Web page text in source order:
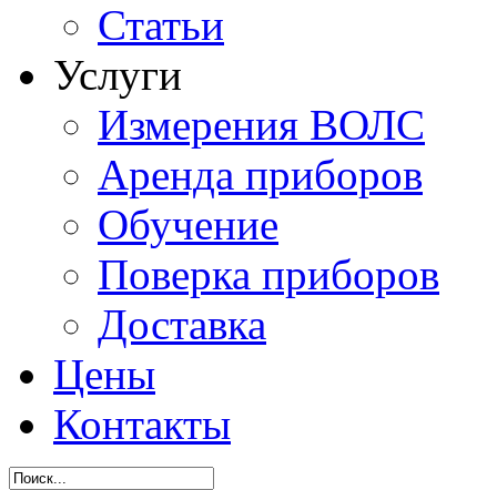
Статьи
Услуги
Измерения ВОЛС
Аренда приборов
Обучение
Поверка приборов
Доставка
Цены
Контакты